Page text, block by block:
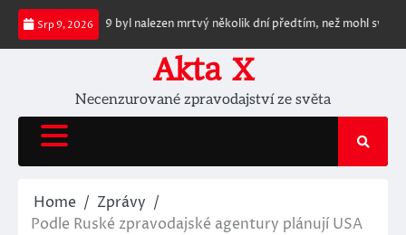
Skip
content
Srp 9, 2026
19 byl nalezen mrtvý několik dní předtím, než mohl svědčit v kauze
Akta X
Necenzurované zpravodajství ze světa
Home
Zprávy
Podle Ruské zpravodajské agentury plánují USA